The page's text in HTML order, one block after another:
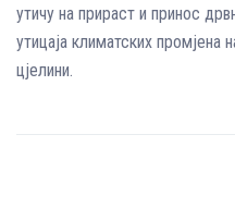
утичу на прираст и принос
утицаја климатских
цјелини.